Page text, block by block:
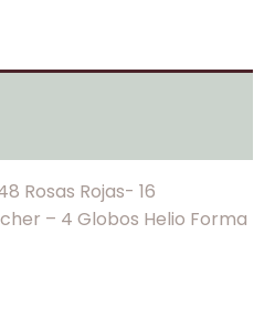
Rosas Rojas- 16
– 4 Globos Helio Forma